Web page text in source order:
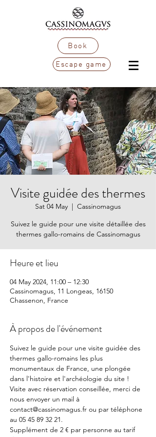
Book
Escape game
Visite guidée des thermes
Sat 04 May
  |
Cassinomagus
Suivez le guide pour une visite détaillée des
thermes gallo-romains de Cassinomagus
Heure et lieu
04 May 2024, 11:00 – 12:30
Cassinomagus, 11 Longeas, 16150
Chassenon, France
À propos de l'événement
Suivez le guide pour une visite guidée des
thermes gallo-romains les plus
monumentaux de France, une plongée
dans l'histoire et l'archéologie du site !
Visite avec réservation conseillée, merci de
nous envoyer un mail à
contact@cassinomagus.fr ou par téléphone
au 05 45 89 32 21.
Supplément de 2 € par personne au tarif